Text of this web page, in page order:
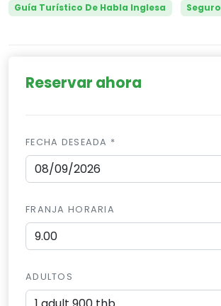
Guía Turístico De Habla Inglesa
Seguro
Reservar ahora
FECHA DESEADA *
FRANJA HORARIA
ADULTOS